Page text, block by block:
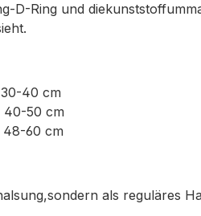
D-Ring und
40 cm
40-50 cm
48-60 cm
als reguläres